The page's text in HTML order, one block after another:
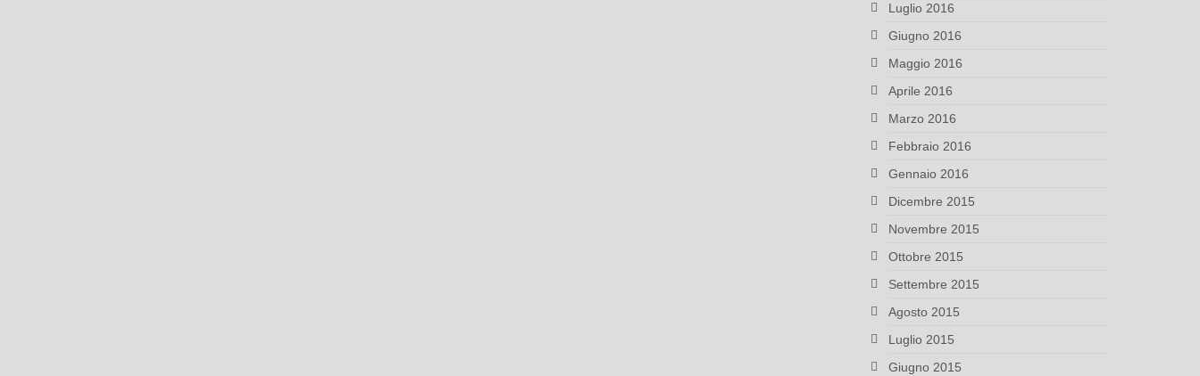
Luglio 2016
Giugno 2016
Maggio 2016
Aprile 2016
Marzo 2016
Febbraio 2016
Gennaio 2016
Dicembre 2015
Novembre 2015
Ottobre 2015
Settembre 2015
Agosto 2015
Luglio 2015
Giugno 2015